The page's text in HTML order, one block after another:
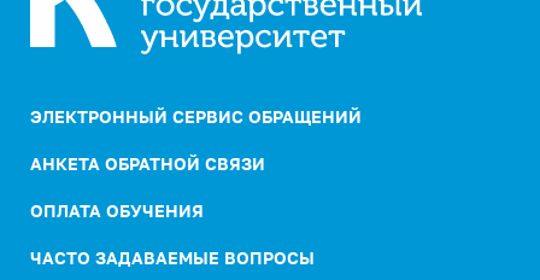
ЭЛЕКТРОННЫЙ СЕРВИС ОБРАЩЕНИЙ
АНКЕТА ОБРАТНОЙ СВЯЗИ
ОПЛАТА ОБУЧЕНИЯ
ЧАСТО ЗАДАВАЕМЫЕ ВОПРОСЫ